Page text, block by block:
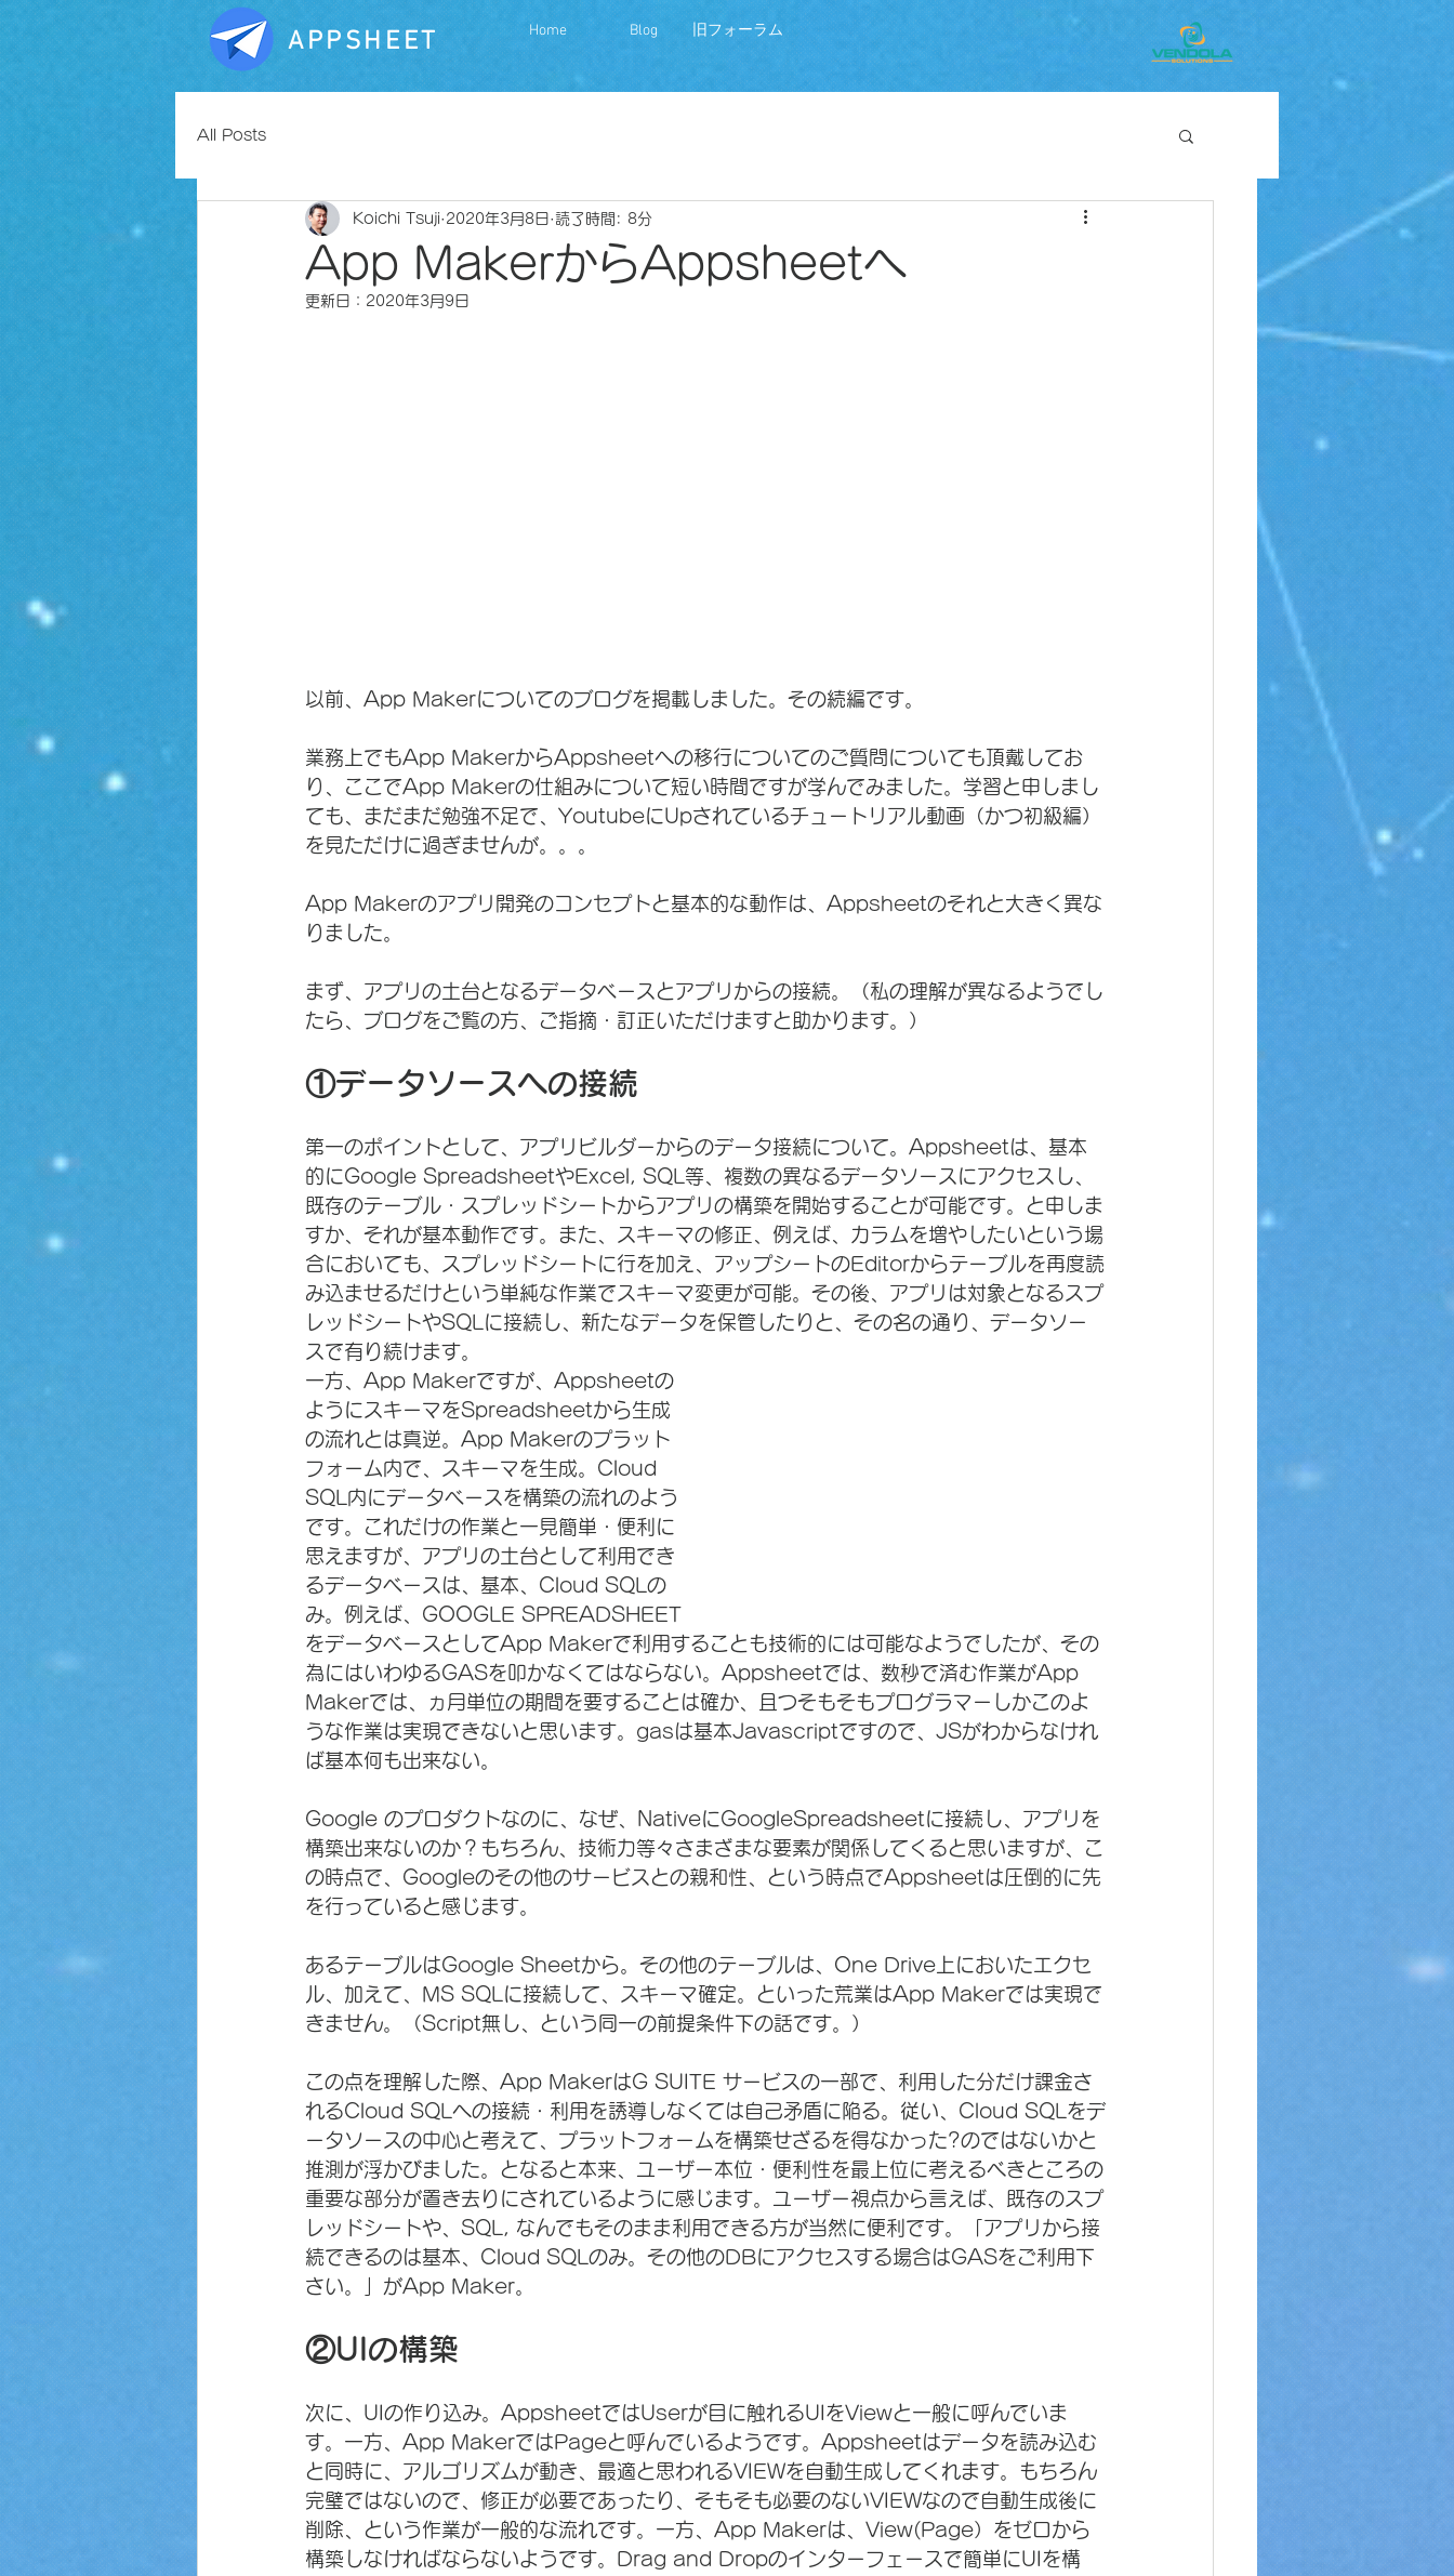
APPSHEET Home Blog 旧フォーラム
All Posts
App MakerからAppsheetへ
Koichi Tsuji 2020年3月8日 読了時間: 8分
更新日： 2020年3月9日
以前、App Makerについてのブログを掲載しました。その続編です。
業務上でもApp MakerからAppsheetへの移行についてのご質問についても頂戴してお
り、ここでApp Makerの仕組みについて短い時間ですが学んでみました。学習と申しまし
ても、まだまだ勉強不足で、YoutubeにUpされているチュートリアル動画（かつ初級編）
を見ただけに過ぎませんが。。。
App Makerのアプリ開発のコンセプトと基本的な動作は、Appsheetのそれと大きく異な
りました。
まず、アプリの土台となるデータベースとアプリからの接続。（私の理解が異なるようでし
たら、ブログをご覧の方、ご指摘・訂正いただけますと助かります。）
①データソースへの接続
第一のポイントとして、アプリビルダーからのデータ接続について。Appsheetは、基本
的にGoogle SpreadsheetやExcel, SQL等、複数の異なるデータソースにアクセスし、
既存のテーブル・スプレッドシートからアプリの構築を開始することが可能です。と申しま
すか、それが基本動作です。また、スキーマの修正、例えば、カラムを増やしたいという場
合においても、スプレッドシートに行を加え、アップシートのEditorからテーブルを再度読
み込ませるだけという単純な作業でスキーマ変更が可能。その後、アプリは対象となるスプ
レッドシートやSQLに接続し、新たなデータを保管したりと、その名の通り、データソー
スで有り続けます。
一方、App Makerですが、Appsheetの
ようにスキーマをSpreadsheetから生成
の流れとは真逆。App Makerのプラット
フォーム内で、スキーマを生成。Cloud
SQL内にデータベースを構築の流れのよう
です。これだけの作業と一見簡単・便利に
思えますが、アプリの土台として利用でき
るデータベースは、基本、Cloud SQLの
み。例えば、GOOGLE SPREADSHEET
をデータベースとしてApp Makerで利用することも技術的には可能なようでしたが、その
為にはいわゆるGASを叩かなくてはならない。Appsheetでは、数秒で済む作業がApp
Makerでは、ヵ月単位の期間を要することは確か、且つそもそもプログラマーしかこのよ
うな作業は実現できないと思います。gasは基本Javascriptですので、JSがわからなけれ
ば基本何も出来ない。
Google のプロダクトなのに、なぜ、NativeにGoogleSpreadsheetに接続し、アプリを
構築出来ないのか？もちろん、技術力等々さまざまな要素が関係してくると思いますが、こ
の時点で、Googleのその他のサービスとの親和性、という時点でAppsheetは圧倒的に先
を行っていると感じます。
あるテーブルはGoogle Sheetから。その他のテーブルは、One Drive上においたエクセ
ル、加えて、MS SQLに接続して、スキーマ確定。といった荒業はApp Makerでは実現で
きません。（Script無し、という同一の前提条件下の話です。）
この点を理解した際、App MakerはG SUITE サービスの一部で、利用した分だけ課金さ
れるCloud SQLへの接続・利用を誘導しなくては自己矛盾に陥る。従い、 Cloud SQLをデ
ータソースの中心と考えて、プラットフォームを構築せざるを得なかった?のではないかと
推測が浮かびました。となると本来、ユーザー本位・便利性を最上位に考えるべきところの
重要な部分が置き去りにされているように感じます。ユーザー視点から言えば、既存のスプ
レッドシートや、SQL, なんでもそのまま利用できる方が当然に便利です。「アプリから接
続できるのは基本、Cloud SQLのみ。その他のDBにアクセスする場合はGASをご利用下
さい。」がApp Maker。
②UIの構築
次に、UIの作り込み。AppsheetではUserが目に触れるUIをViewと一般に呼んでいま
す。一方、App MakerではPageと呼んでいるようです。Appsheetはデータを読み込む
と同時に、アルゴリズムが動き、最適と思われるVIEWを自動生成してくれます。もちろん
完璧ではないので、修正が必要であったり、そもそも必要のないVIEWなので自動生成後に
削除、という作業が一般的な流れです。一方、App Makerは、View(Page）をゼロから
構築しなければならないようです。Drag and Dropのインターフェースで簡単にUIを構